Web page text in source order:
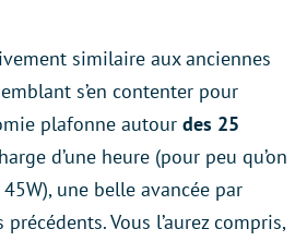
similaire aux anciennes
s’en contenter pour
plafonne autour des 25
d’une heure (pour peu qu’on
une belle avancée par
Vous l’aurez compris,